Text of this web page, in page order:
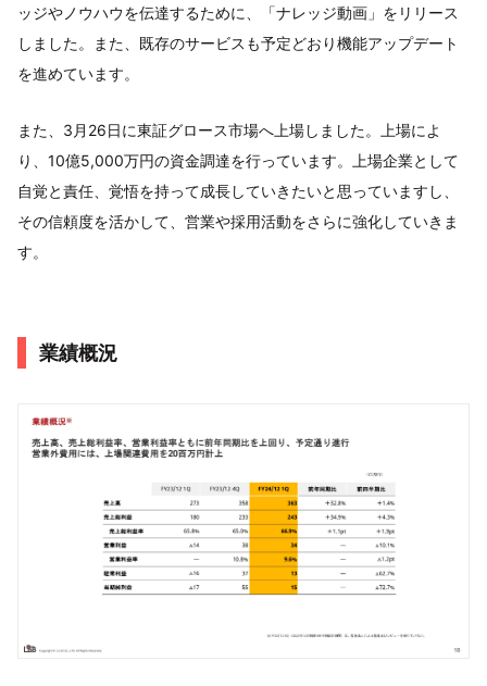
ッジやノウハウを伝達するために、「ナレッジ動画」をリリース
しました。また、既存のサービスも予定どおり機能アップデート
を進めています。
また、3月26日に東証グロース市場へ上場しました。上場によ
り、10億5,000万円の資金調達を行っています。上場企業として
自覚と責任、覚悟を持って成長していきたいと思っていますし、
その信頼度を活かして、営業や採用活動をさらに強化していきま
す。
業績概況